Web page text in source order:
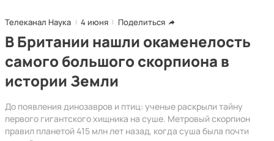
Телеканал Наука 4 июня Поделиться
В Британии нашли окаменелость
самого большого скорпиона в
истории Земли
До появления динозавров и птиц: ученые раскрыли тайну
первого гигантского хищника на суше. Метровый скорпион
правил планетой 415 млн лет назад, когда суша была почти